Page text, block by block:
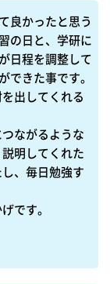
良かったと思う
の日と、学研に
日程を調整して
できた事です。
出してくれる
ながるような
明してくれた
、毎日勉強す
です。